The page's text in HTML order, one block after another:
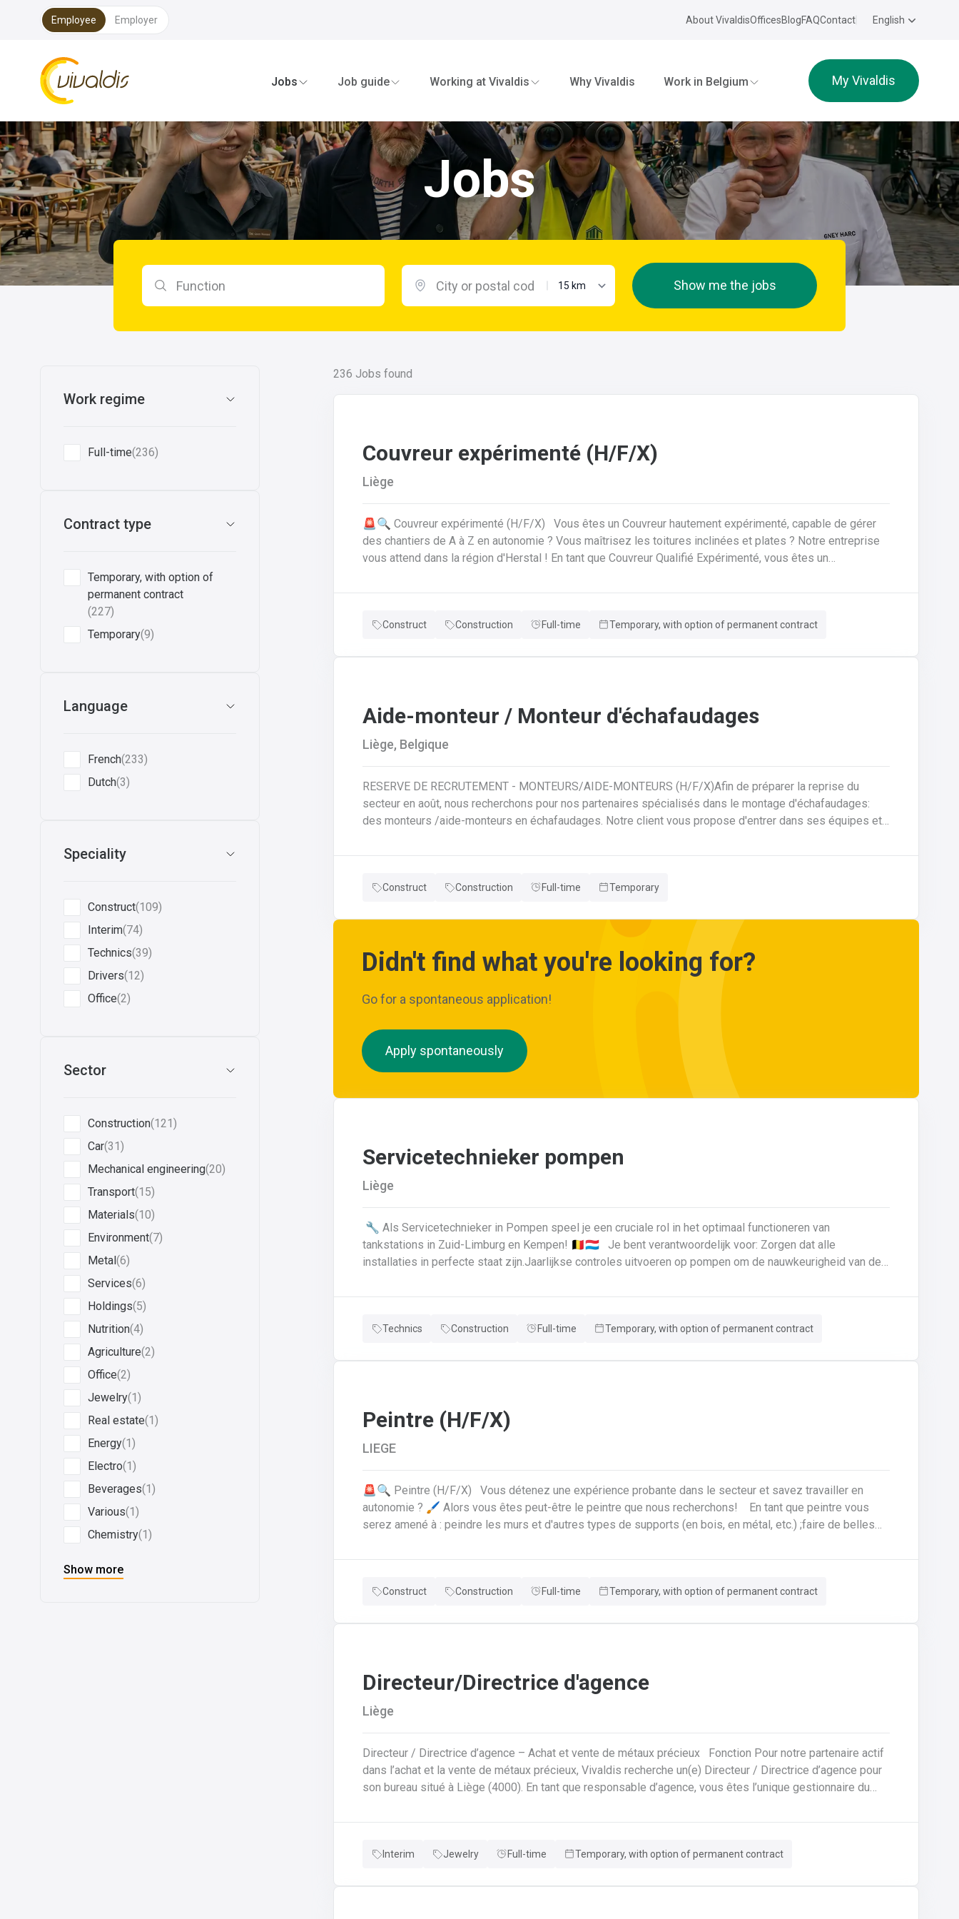
Employee Employer About VivaldisOfficesBlogFAQContact English
Vivaldis Interim
Jobs
Job guide Working at Vivaldis Why Vivaldis Work in Belgium My Vivaldis
Jobs
Search by function maximum distance Show me the jobs
Work regime
Full-time(236)
Contract type
Temporary, with option of
permanent contract
(227)
Temporary(9)
Language
French(233)
Dutch(3)
Speciality
Construct(109)
Interim(74)
Technics(39)
Drivers(12)
Office(2)
Sector
Construction(121)
Car(31)
Mechanical engineering(20)
Transport(15)
Materials(10)
Environment(7)
Metal(6)
Services(6)
Holdings(5)
Nutrition(4)
Agriculture(2)
Office(2)
Jewelry(1)
Real estate(1)
Energy(1)
Electro(1)
Beverages(1)
Various(1)
Chemistry(1)
Show more
236 Jobs found
Couvreur expérimenté (H/F/X)
Liège
🚨🔍 Couvreur expérimenté (H/F/X) Vous êtes un Couvreur hautement expérimenté, capable de gérer
des chantiers de A à Z en autonomie ? Vous maîtrisez les toitures inclinées et plates ? Notre entreprise
vous attend dans la région d'Herstal ! En tant que Couvreur Qualifié Expérimenté, vous êtes un
construction neuve. Vos missions principales comprendront : Réalisation complète de toitures inclinées
de gouttières, descentes d'eau, faîtages, lucarnes, etc.).Gestion et supervision technique du chantier
matériaux d'étanchéité.Capacité à former et encadrer, si nécessaire, un aide-couvreur ou un
Construct Construction Full-time Temporary, with option of permanent contract
Aide-monteur / Monteur d'échafaudages
Liège, Belgique
RESERVE DE RECRUTEMENT - MONTEURS/AIDE-MONTEURS (H/F/X)Afin de préparer la reprise du
secteur en août, nous recherchons pour nos partenaires spécialisés dans le montage d'échafaudages:
des monteurs /aide-monteurs en échafaudages. Notre client vous propose d'entrer dans ses équipes et
;Se rendre sur les différents chantiers en Wallonie au départ de la région liégeoise ;Décharger les
aider au démontage et au rangement dans le camion;Faire la vérification et la remise en stock du matériel
Construct Construction Full-time Temporary
Didn't find what you're looking for?
Go for a spontaneous application!
Apply spontaneously
Servicetechnieker pompen
Liège
🔧 Als Servicetechnieker in Pompen speel je een cruciale rol in het optimaal functioneren van
tankstations in Zuid-Limburg en Kempen! 🇧🇪🇱🇺 Je bent verantwoordelijk voor: Zorgen dat alle
installaties in perfecte staat zijn.Jaarlijkse controles uitvoeren op pompen om de nauwkeurigheid van de
interventie.Preventief onderhoud van o.a. benzine en LPG-pompen.Veiligheid vooropstellen door
Technics Construction Full-time Temporary, with option of permanent contract
Peintre (H/F/X)
LIEGE
🚨🔍 Peintre (H/F/X) Vous détenez une expérience probante dans le secteur et savez travailler en
autonomie ? 🖌️ Alors vous êtes peut-être le peintre que nous recherchons! En tant que peintre vous
serez amené à : peindre les murs et d'autres types de supports (en bois, en métal, etc.) ;faire de belles
en autonomie sur divers chantiers.
Construct Construction Full-time Temporary, with option of permanent contract
Directeur/Directrice d'agence
Liège
Directeur / Directrice d’agence – Achat et vente de métaux précieux Fonction Pour notre partenaire actif
dans l’achat et la vente de métaux précieux, Vivaldis recherche un(e) Directeur / Directrice d’agence pour
son bureau situé à Liège (4000). En tant que responsable d’agence, vous êtes l’unique gestionnaire du
activités quotidiennes. Vos responsabilités incluent : L’accueil, le conseil et l’accompagnement des
etc.)L’évaluation et l’estimation de biens de valeurLa gestion complète des transactions financières,
clientsL’organisation opérationnelle de l’agence (sécurité, procédures internes, conformité)Le
Interim Jewelry Full-time Temporary, with option of permanent contract